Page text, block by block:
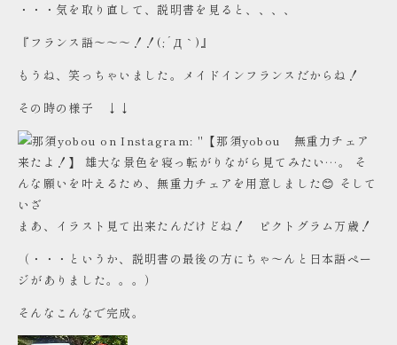
・・・気を取り直して、説明書を見ると、、、、
『フランス語～～～！！(;´Д｀)』
もうね、笑っちゃいました。メイドインフランスだからね！
その時の様子 ↓↓
まあ、イラスト見て出来たんだけどね！ ピクトグラム万歳！
（・・・というか、説明書の最後の方にちゃ～んと日本語ペー
ジがありました。。。）
そんなこんなで完成。